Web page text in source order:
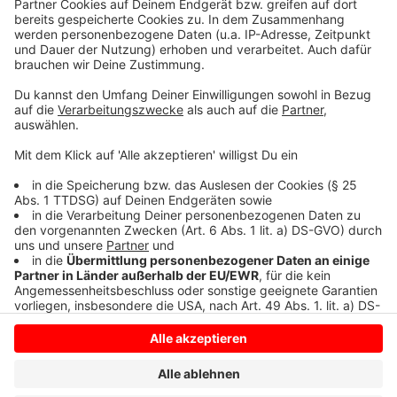
Details durch und stimmen Sie der
Nutzung des Service zu, um dieses
Video anzusehen.
Mehr Informationen
Management Platform
Autocrash!
Anzeige